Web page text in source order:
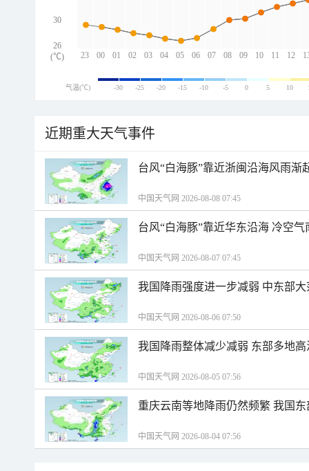
23 00 01 02 03 04 05 06 07 08 09 10 11 12
30
26
(℃)
气温(℃) -30 -25 -20 -15 -10 -5 0 5 10
近期重大天气事件
台风“白海豚”靠近浙闽沿海风雨渐
中国天气网 2026-08-08 07:45
台风“白海豚”靠近华东沿海 冷空
中国天气网 2026-08-07 07:45
我国降雨强度进一步减弱 中东部
中国天气网 2026-08-06 07:50
我国降雨整体减少减弱 东部多地
中国天气网 2026-08-05 07:56
重庆云南等地降雨仍然频繁 我国
中国天气网 2026-08-04 07:56